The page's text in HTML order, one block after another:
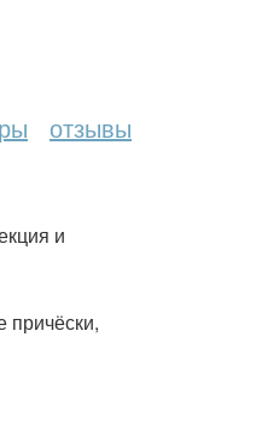
отзывы
и
причёски,